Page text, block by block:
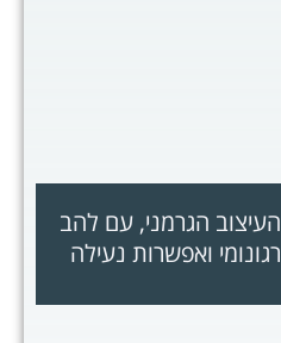
הגרמני, עם להב
ואפשרות נעילה